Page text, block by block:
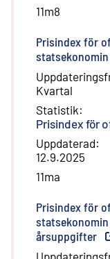
11m8
Prisindex för
Kvartal
Statistik:
Prisindex för
Uppdaterad:
12.9.2025
11ma
Prisindex för
årsuppgifter